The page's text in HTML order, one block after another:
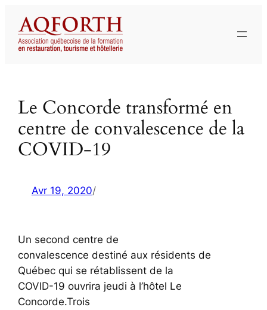
contenu
Le Concorde transformé en
centre de convalescence de la
COVID-19
Avr 19, 2020/
Un second centre de
convalescence destiné aux résidents de
Québec qui se rétablissent de la
COVID-19 ouvrira jeudi à l’hôtel Le
Concorde.Trois